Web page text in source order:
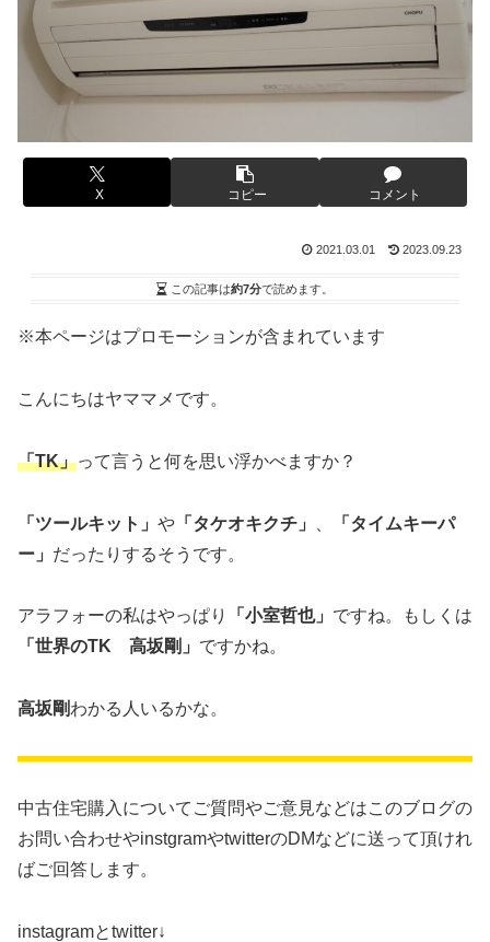
X コピー コメント
2021.03.01 2023.09.23
この記事は約7分で読めます。
※本ページはプロモーションが含まれています
こんにちはヤママメです。
「TK」って言うと何を思い浮かべますか？
「ツールキット」 や 「タケオキクチ」
「タイムキーパ
ー」 だったりするそうです。
アラフォーの私はやっぱり 「小室哲也」 ですね。もしくは
「世界のTK 高坂剛」 ですかね。
高坂剛 わかる人いるかな。
中古住宅購入についてご質問やご意見などはこのブログの
お問い合わせやinstgramやtwitterのDMなどに送って頂けれ
ばご回答します。
instagramとtwitter↓